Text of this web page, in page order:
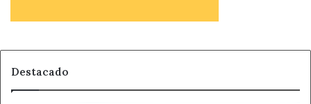
Destacado